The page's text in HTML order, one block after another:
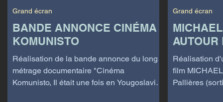
BANDE ANNONCE CINÉMA
KOMUNISTO
Réalisation de la bande annonce du long
métrage documentaire "Cinéma
Komunisto, Il était une fois en Yougoslavie"
Grand écran
AUTOUR
Réalisation
film MICHAEL
Pallières
Grand écran